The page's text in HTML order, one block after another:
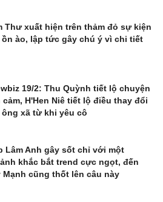
Thư xuất hiện trên thảm đỏ sự kiện
ồn ào, lập tức gây chú ý vì chi tiết
19/2: Thu Quỳnh tiết lộ chuyện
cảm, H'Hen Niê tiết lộ điều thay đổi
ông xã từ khi yêu cô
Lâm Anh gây sốt chỉ với một
khắc bắt trend cực ngọt, đến
Mạnh cũng thốt lên câu này